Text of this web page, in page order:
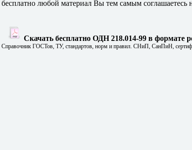
бесплатно любой материал Вы тем самым соглашаетесь
Скачать бесплатно ОДН 218.014-99 в формате
Справочник ГОСТов, ТУ, стандартов, норм и правил. СНиП, СанПиН,